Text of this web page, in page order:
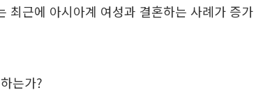
최근에 아시아계 여성과 결혼하는 사례가 증가
는가?